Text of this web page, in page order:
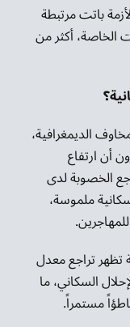
باتت مرتبطة
الخاصة، أكثر من
الديمغرافية،
أن ارتفاع
الخصوبة لدى
ملموسة،
تراجع معدل
السكاني، ما
مستمراً.